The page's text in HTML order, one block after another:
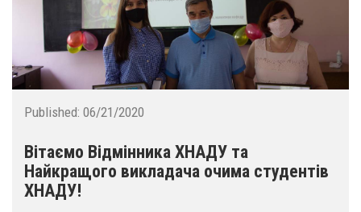
Published: 06/21/2020
Вітаємо Відмінника ХНАДУ та
Найкращого викладача очима студентів
ХНАДУ!